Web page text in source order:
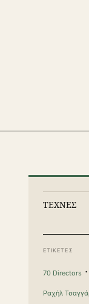
ΤΕΧΝΕΣ
ΕΤΙΚΕΤΕΣ
70 Directors ·
Ραχήλ